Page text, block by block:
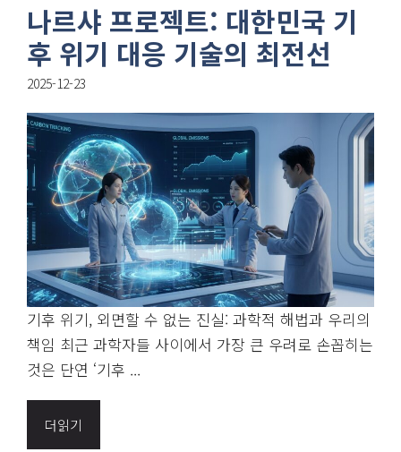
나르샤 프로젝트: 대한민국 기
후 위기 대응 기술의 최전선
2025-12-23
기후 위기, 외면할 수 없는 진실: 과학적 해법과 우리의
책임 최근 과학자들 사이에서 가장 큰 우려로 손꼽히는
것은 단연 ‘기후 ...
더읽기